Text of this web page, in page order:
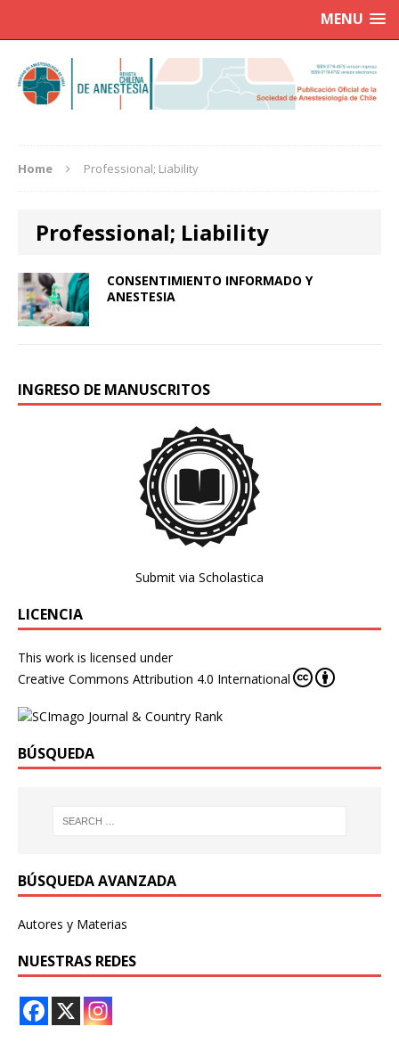
MENU
Home Professional; Liability
Professional; Liability
CONSENTIMIENTO INFORMADO Y
ANESTESIA
INGRESO DE MANUSCRITOS
Submit via Scholastica
LICENCIA
This work is licensed under
Creative Commons Attribution 4.0 International
BÚSQUEDA
BÚSQUEDA AVANZADA
Autores y Materias
NUESTRAS REDES